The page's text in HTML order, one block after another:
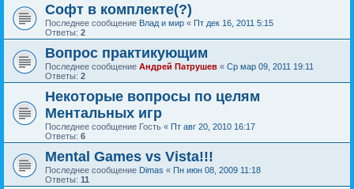
Софт в комплекте(?)
Последнее сообщение Влад и мир « Пт дек 16, 2011 5:15
Ответы: 2
Вопрос практикующим
Последнее сообщение Андрей Патрушев « Ср мар 09, 2011 19:11
Ответы: 2
Некоторые вопросы по целям
Ментальных игр
Последнее сообщение Гость « Пт авг 20, 2010 16:17
Ответы: 6
Mental Games vs Vista!!!
Последнее сообщение Dimas « Пн июн 08, 2009 11:18
Ответы: 11